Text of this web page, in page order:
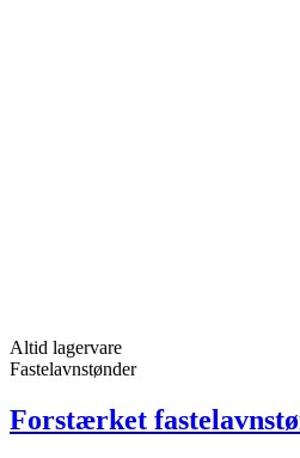
Altid lagervare
Fastelavnstønder
Forstærket